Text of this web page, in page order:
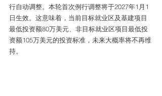
行自动调整。本轮首次例行调整将于2027年1月1
日生效。这意味着，当前目标就业区及基建项目
最低投资额80万美元、非目标就业区项目最低投
资额105万美元的投资标准，未来大概率将不再维
持。